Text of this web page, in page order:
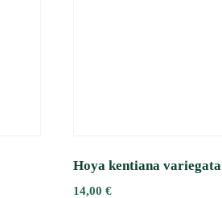
Hoya kentiana variegata
14,00 €